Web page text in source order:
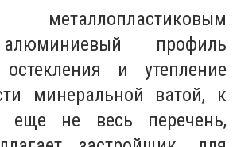
профиль
и утепление
минеральной ватой, к
не весь перечень,